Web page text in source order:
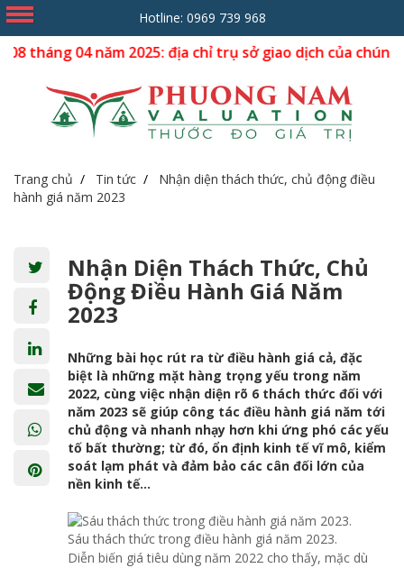
Hotline: 0969 739 968
04 năm 2025: địa chỉ trụ sở giao dịch của chúng tôi dời
Trang chủ Tin tức
Nhận diện thách thức, chủ động điều
hành giá năm 2023
Nhận Diện Thách Thức, Chủ
Động Điều Hành Giá Năm
2023
Những bài học rút ra từ điều hành giá cả, đặc
biệt là những mặt hàng trọng yếu trong năm
2022, cùng việc nhận diện rõ 6 thách thức đối với
năm 2023 sẽ giúp công tác điều hành giá năm tới
chủ động và nhanh nhạy hơn khi ứng phó các yếu
tố bất thường; từ đó, ổn định kinh tế vĩ mô, kiểm
soát lạm phát và đảm bảo các cân đối lớn của
nền kinh tế...
Sáu thách thức trong điều hành giá năm 2023.
Diễn biến giá tiêu dùng năm 2022 cho thấy, mặc dù